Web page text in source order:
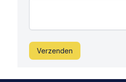
Verzenden